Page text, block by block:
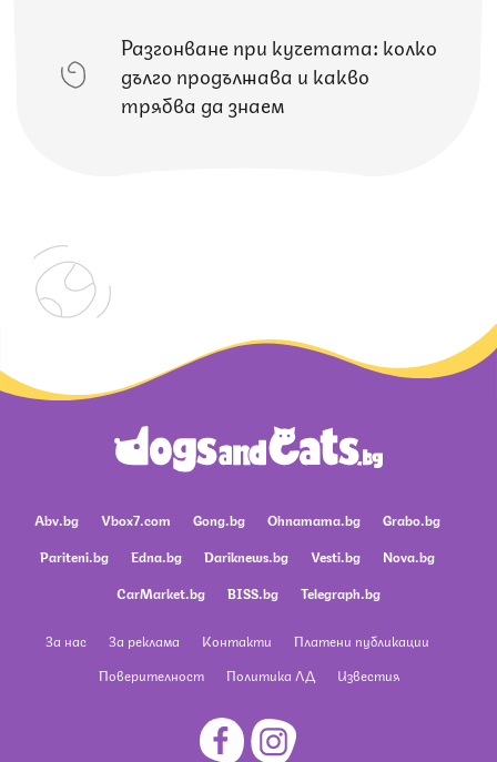
Разгонване при кучетата: колко
дълго продължава и какво
трябва да знаем
Abv.bg Vbox7.com Gong.bg Ohnamama.bg
Grabo.bg
Pariteni.bg
Edna.bg Dariknews.bg Vesti.bg
Nova.bg
CarMarket.bg
BISS.bg Telegraph.bg
За нас За реклама Контакти
Платени публикации
Поверителност
Политика ЛД Известия